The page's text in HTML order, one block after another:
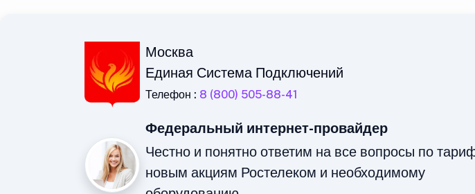
Москва
Единая Система Подключений
Телефон : 8 (800) 505-88-41
Федеральный интернет-провайдер
Честно и понятно ответим на все вопросы по
новым акциям Ростелеком и необходимому